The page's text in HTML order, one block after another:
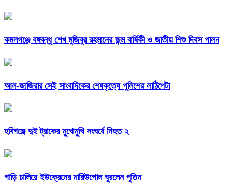
কমলগঞ্জে বঙ্গবন্ধু শেখ মুজিবুর রহমানের জন্ম বার্ষিকী ও জাতীয় শিশু দিবস পালন
আল-জাজিরার সেই সাংবাদিকের শেষকৃত্যে পুলিশের লাঠিপেটা
হবিগঞ্জে দুই ট্রাকের মুখোমুখি সংঘর্ষে নিহত ২
গাড়ি চালিয়ে ইউক্রেনের মারিউপোল ঘুরলেন পুতিন